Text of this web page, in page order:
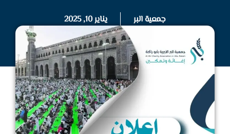
جمعية البر يناير 10, 2025